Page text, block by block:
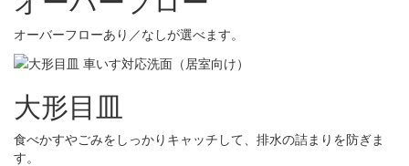
オーバーフローあり／なしが選べます。
大形目皿
食べかすやごみをしっかりキャッチして、排水の詰まりを防ぎま
す。